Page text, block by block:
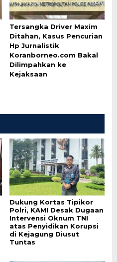
Tersangka Driver Maxim
Ditahan, Kasus Pencurian
Hp Jurnalistik
Koranborneo.com Bakal
Dilimpahkan ke
Kejaksaan
Dukung Kortas Tipikor
Polri, KAMI Desak Dugaan
Intervensi Oknum TNI
atas Penyidikan Korupsi
di Kejagung Diusut
Tuntas